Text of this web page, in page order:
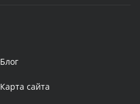
Блог
Карта сайта